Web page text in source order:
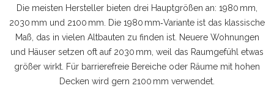
Die meisten Hersteller bieten drei Hauptgrößen an: 1980 mm,
2030 mm und 2100 mm. Die 1980 mm‑Variante ist das klassische
Maß, das in vielen Altbauten zu finden ist. Neuere Wohnungen
und Häuser setzen oft auf 2030 mm, weil das Raumgefühl etwas
größer wirkt. Für barrierefreie Bereiche oder Räume mit hohen
Decken wird gern 2100 mm verwendet.